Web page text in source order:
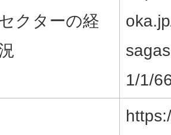
クターの経
1/1/